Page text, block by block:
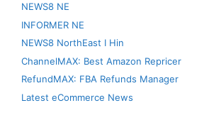
NEWS8 NE
INFORMER NE
NEWS8 NorthEast I Hin
ChannelMAX: Best Amazon Repricer
RefundMAX: FBA Refunds Manager
Latest eCommerce News